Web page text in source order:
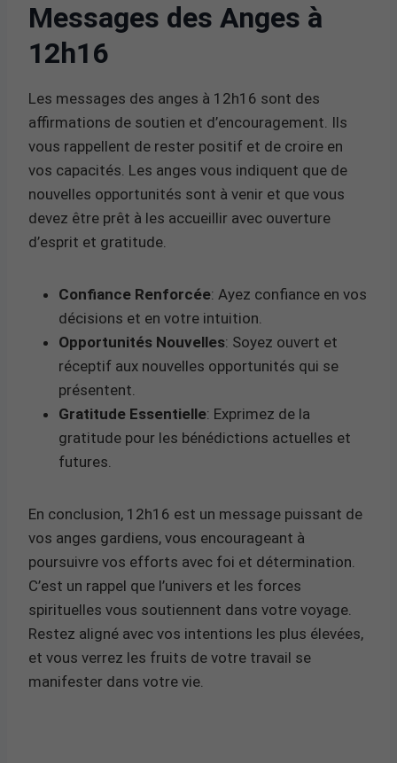
Messages des Anges à
12h16
Les messages des anges à 12h16 sont des
affirmations de soutien et d’encouragement. Ils
vous rappellent de rester positif et de croire en
vos capacités. Les anges vous indiquent que de
nouvelles opportunités sont à venir et que vous
devez être prêt à les accueillir avec ouverture
d’esprit et gratitude.
Confiance Renforcée: Ayez confiance en vos
décisions et en votre intuition.
Opportunités Nouvelles: Soyez ouvert et
réceptif aux nouvelles opportunités qui se
présentent.
Gratitude Essentielle: Exprimez de la
gratitude pour les bénédictions actuelles et
futures.
En conclusion, 12h16 est un message puissant de
vos anges gardiens, vous encourageant à
poursuivre vos efforts avec foi et détermination.
C’est un rappel que l’univers et les forces
spirituelles vous soutiennent dans votre voyage.
Restez aligné avec vos intentions les plus élevées,
et vous verrez les fruits de votre travail se
manifester dans votre vie.